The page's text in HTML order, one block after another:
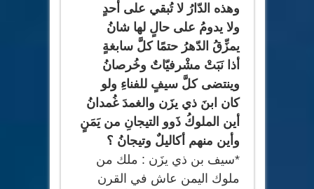
وهذه الدّارُ لا تُبقي على أحدٍ
ولا يدومُ على حالٍ لها شانُ
يمزِّقُ الدّهرُ حتمًا كلَّ سابغةٍ
أذا نَبَتْ مشْرفيّاتٌ وخُرصانُ
وينتضى كلَّ سيفٍ للفناءِ ولو
كان ابنَ ذي يزَن والغمدَ غُمدانُ
أين الملوكُ ذَوو التيجانِ من يَمَنٍ
وأين منهم أكاليلٌ وتيجانُ ؟
*سيف بن ذي يزَن : ملك من
ملوك اليمن عاش في القرن